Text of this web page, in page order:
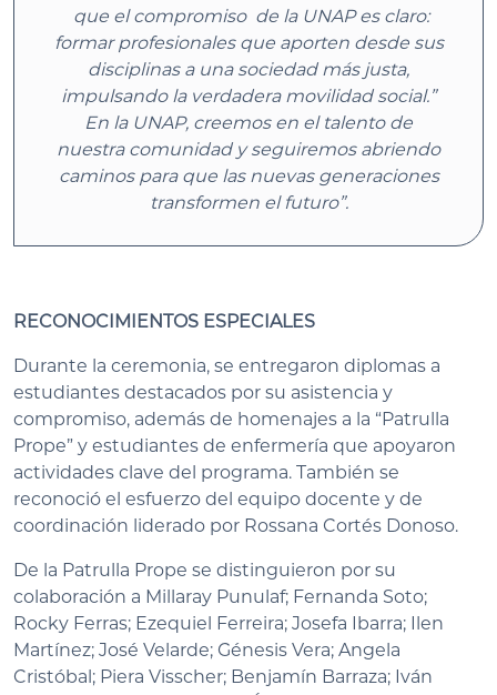
que el compromiso de la UNAP es claro:
formar profesionales que aporten desde sus
disciplinas a una sociedad más justa,
impulsando la verdadera movilidad social.”
En la UNAP, creemos en el talento de
nuestra comunidad y seguiremos abriendo
caminos para que las nuevas generaciones
transformen el futuro”.
RECONOCIMIENTOS ESPECIALES
Durante la ceremonia, se entregaron diplomas a
estudiantes destacados por su asistencia y
compromiso, además de homenajes a la “Patrulla
Prope” y estudiantes de enfermería que apoyaron
actividades clave del programa. También se
reconoció el esfuerzo del equipo docente y de
coordinación liderado por Rossana Cortés Donoso.
De la Patrulla Prope se distinguieron por su
colaboración a Millaray Punulaf; Fernanda Soto;
Rocky Ferras; Ezequiel Ferreira; Josefa Ibarra; Ilen
Martínez; José Velarde; Génesis Vera; Angela
Cristóbal; Piera Visscher; Benjamín Barraza; Iván